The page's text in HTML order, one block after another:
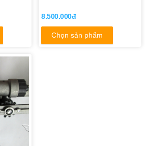
8.500.000đ
Chọn sản phẩm